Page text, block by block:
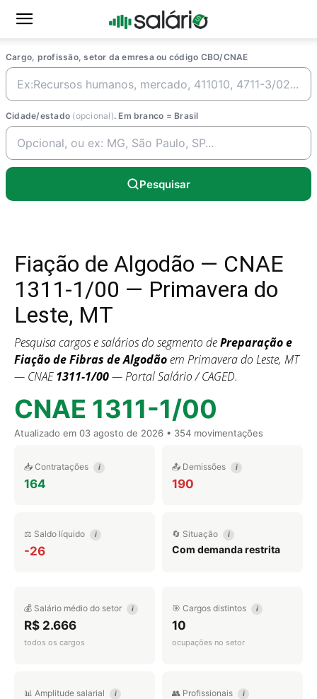
Cargo, profissão, setor da emresa ou código CBO/CNAE
Cidade/estado (opcional). Em branco = Brasil
Pesquisar
Fiação de Algodão — CNAE
1311-1/00 — Primavera do
Leste, MT
Pesquisa cargos e salários do segmento dePreparação e
Fiação de Fibras de Algodãoem Primavera do Leste, MT
— CNAE1311-1/00— Portal Salário / CAGED.
CNAE 1311-1/00
Atualizado em 03 agosto de 2026 • 354 movimentações
📥 Contratações i
164
📤 Demissões i
190
⚖️ Saldo líquido i
-26
🔄 Situação i
Com demanda restrita
💰 Salário médio do setor i
R$ 2.666
todos os cargos
🎯 Cargos distintos i
10
ocupações no setor
📊 Amplitude salarial i 👥 Profissionais i